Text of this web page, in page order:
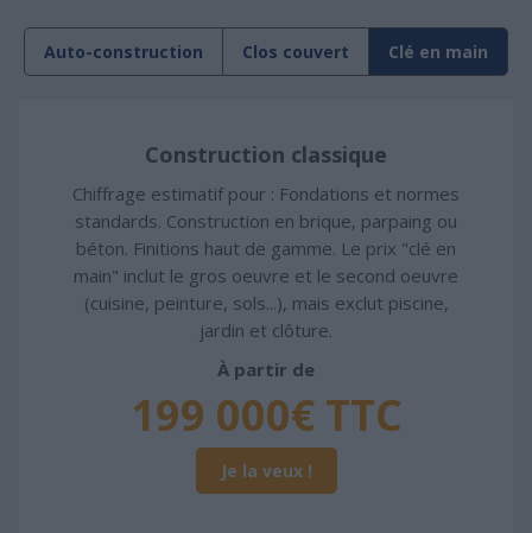
Auto-construction Clos couvert Clé en main
Construction classique
Chiffrage estimatif pour : Fondations et normes
standards. Construction en brique, parpaing ou
béton. Finitions haut de gamme. Le prix "clé en
main" inclut le gros oeuvre et le second oeuvre
(cuisine, peinture, sols...), mais exclut piscine,
jardin et clôture.
À partir de
199 000€ TTC
Je la veux !